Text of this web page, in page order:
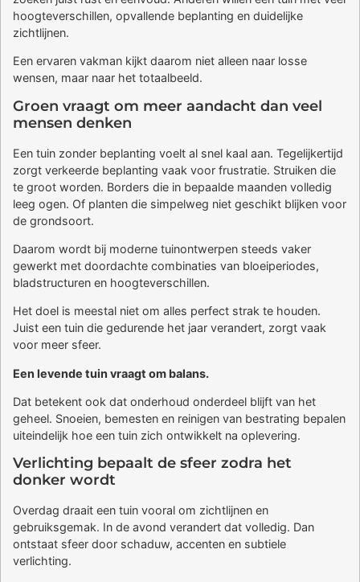
hoogteverschillen, opvallende beplanting en duidelijke
zichtlijnen.
Een ervaren vakman kijkt daarom niet alleen naar losse
wensen, maar naar het totaalbeeld.
Groen vraagt om meer aandacht dan veel
mensen denken
Een tuin zonder beplanting voelt al snel kaal aan. Tegelijkertijd
zorgt verkeerde beplanting vaak voor frustratie. Struiken die
te groot worden. Borders die in bepaalde maanden volledig
leeg ogen. Of planten die simpelweg niet geschikt blijken voor
de grondsoort.
Daarom wordt bij moderne tuinontwerpen steeds vaker
gewerkt met doordachte combinaties van bloeiperiodes,
bladstructuren en hoogteverschillen.
Het doel is meestal niet om alles perfect strak te houden.
Juist een tuin die gedurende het jaar verandert, zorgt vaak
voor meer sfeer.
Een levende tuin vraagt om balans.
Dat betekent ook dat onderhoud onderdeel blijft van het
geheel. Snoeien, bemesten en reinigen van bestrating bepalen
uiteindelijk hoe een tuin zich ontwikkelt na oplevering.
Verlichting bepaalt de sfeer zodra het
donker wordt
Overdag draait een tuin vooral om zichtlijnen en
gebruiksgemak. In de avond verandert dat volledig. Dan
ontstaat sfeer door schaduw, accenten en subtiele
verlichting.